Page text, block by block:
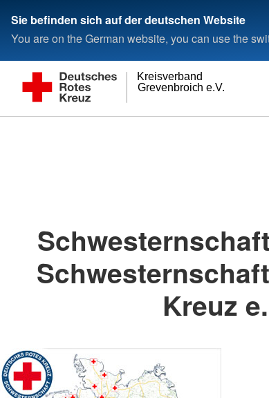
Sie befinden sich auf der deutschen Website
You are on the German website, you can use the
Grevenbroich e.V.
Kreisverband
Kreuz